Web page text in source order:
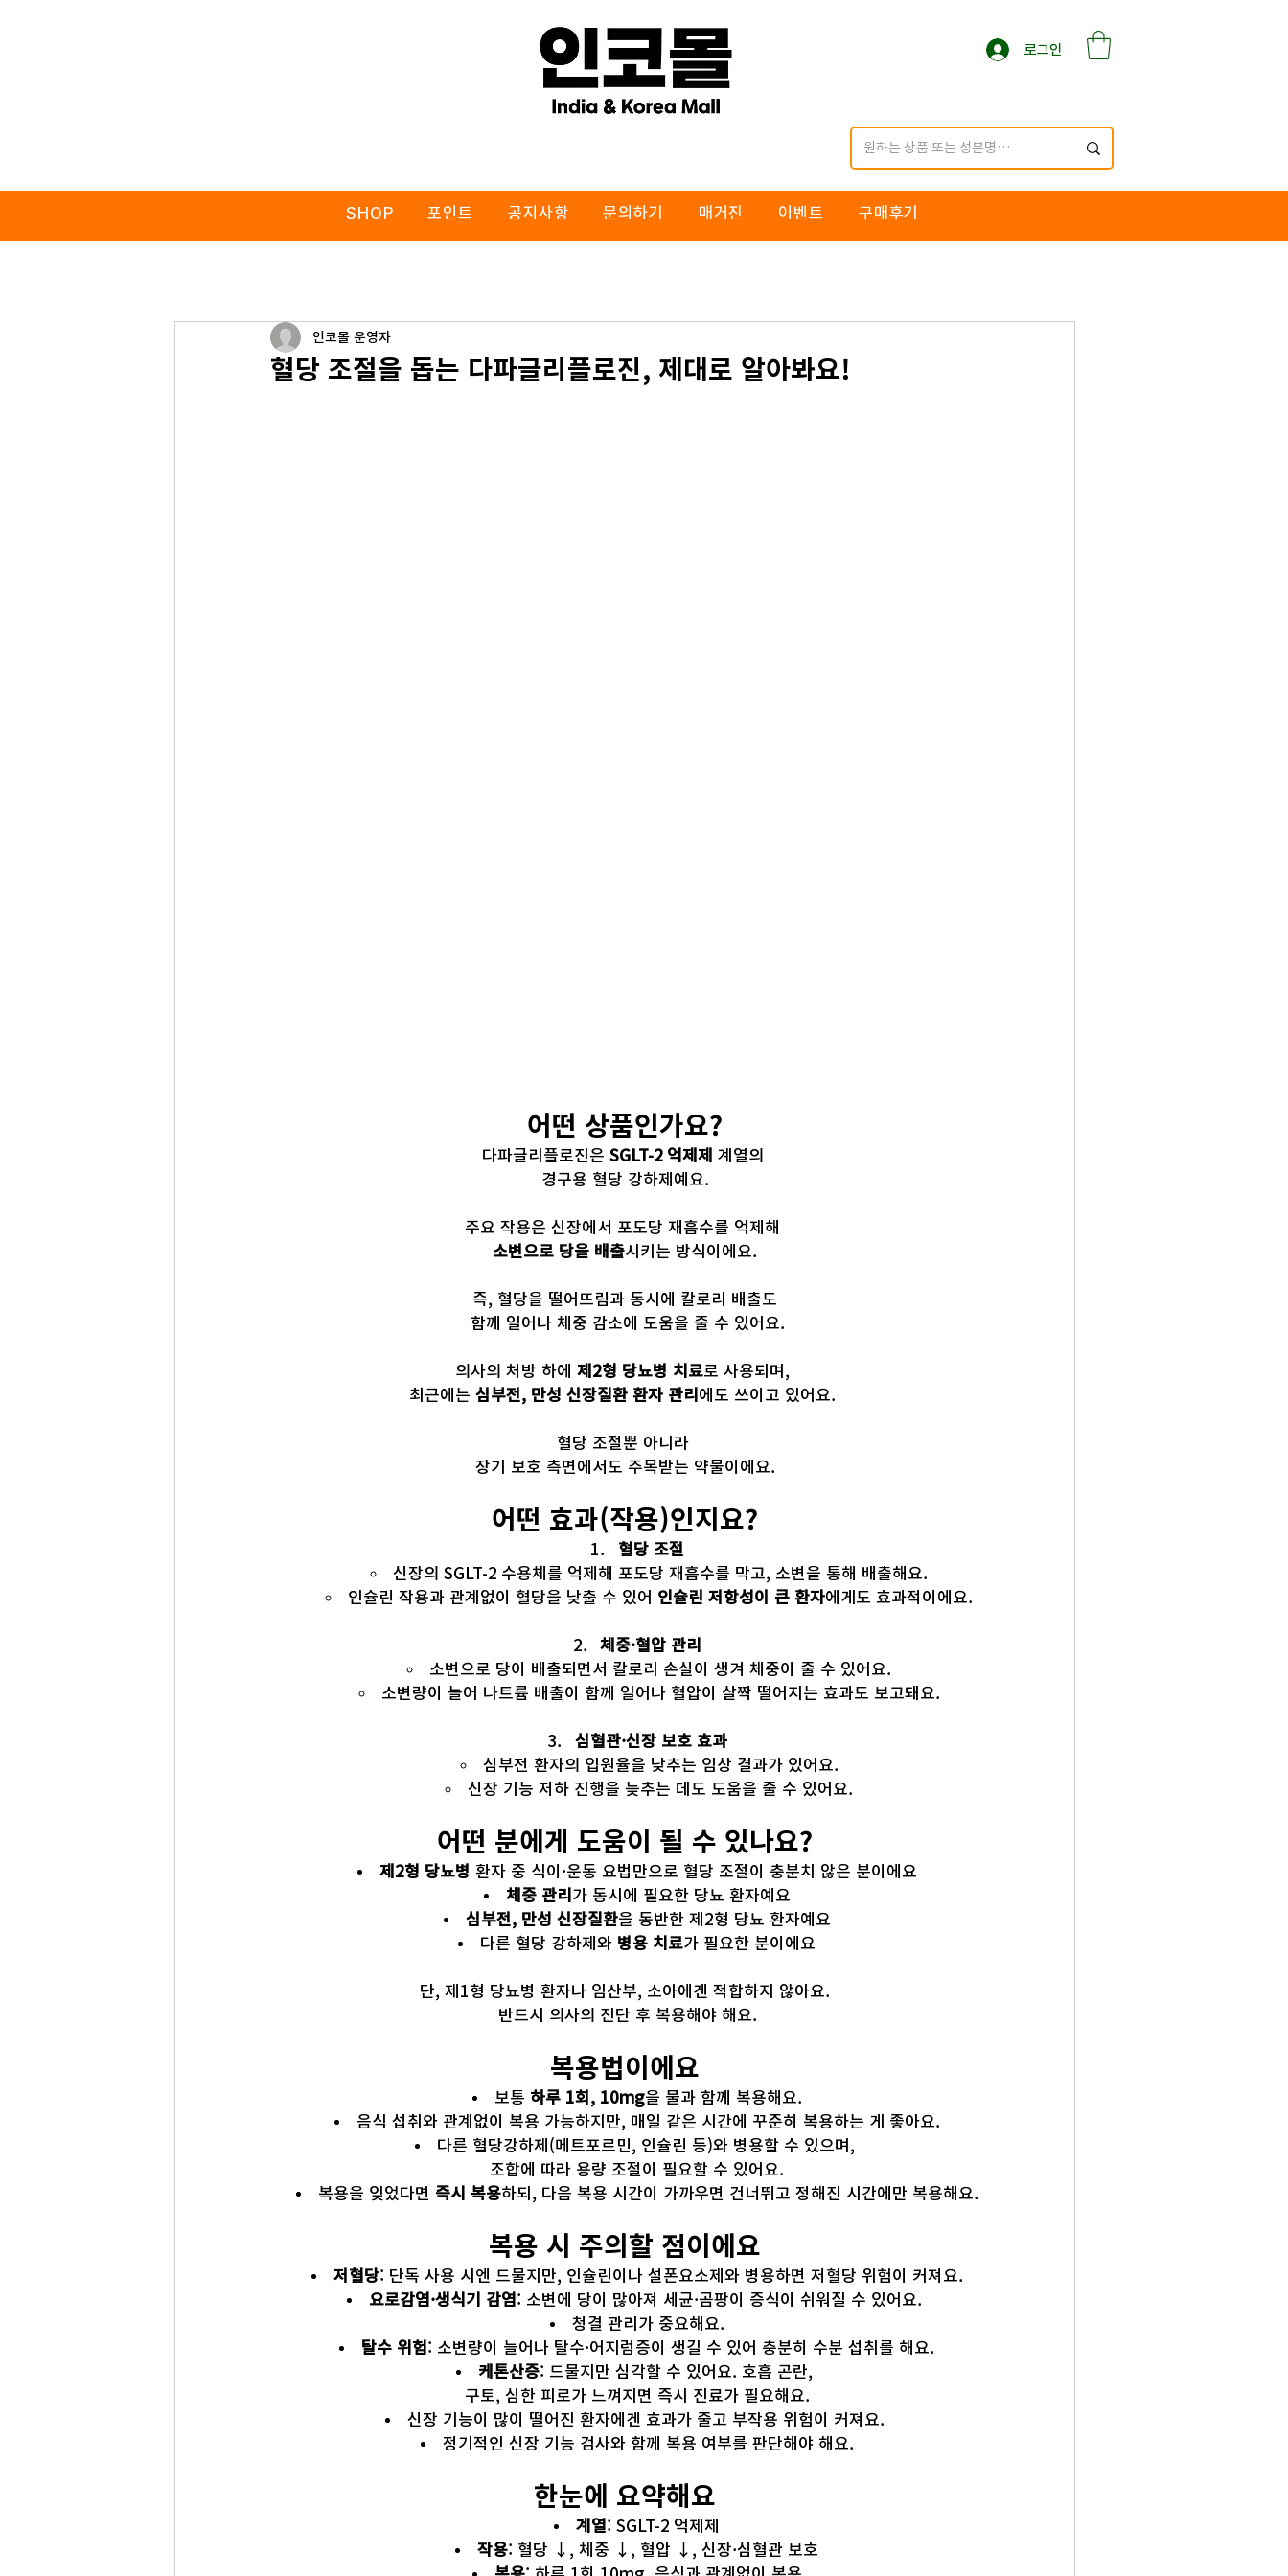
로그인
SHOP 포인트 공지사항 문의하기 매거진 이벤트 구매후기
혈당 조절을 돕는 다파글리플로진, 제대로 알아봐요!
인코몰 운영자
어떤 상품인가요?
다파글리플로진은 SGLT-2 억제제
계열의
경구용 혈당 강하제예요.
주요 작용은 신장에서 포도당 재흡수를 억제해
소변으로 당을 배출시키는 방식이에요.
즉, 혈당을 떨어뜨림과 동시에 칼로리 배출도
함께 일어나 체중 감소에 도움을 줄 수 있어요.
의사의 처방 하에 제2형 당뇨병 치료로 사용되며,
최근에는 심부전, 만성 신장질환 환자 관리 에도 쓰이고 있어요.
혈당 조절뿐 아니라
장기 보호 측면에서도 주목받는 약물이에요.
어떤 효과(작용)인지요?
혈당 조절
신장의 SGLT-2 수용체를 억제해 포도당 재흡수를 막고, 소변을 통해 배출해요.
인슐린 작용과 관계없이 혈당을 낮출 수 있어 인슐린 저항성이 큰 환자에게도 효과적이에요.
체중·혈압 관리
소변으로 당이 배출되면서 칼로리 손실이 생겨 체중이 줄 수 있어요.
소변량이 늘어 나트륨 배출이 함께 일어나 혈압이 살짝 떨어지는 효과도 보고돼요.
심혈관·신장 보호 효과
심부전 환자의 입원율을 낮추는 임상 결과가 있어요.
신장 기능 저하 진행을 늦추는 데도 도움을 줄 수 있어요.
어떤 분에게 도움이 될 수 있나요?
제2형 당뇨병 환자 중 식이·운동 요법만으로 혈당 조절이 충분치 않은 분이에요
체중 관리 가 동시에 필요한 당뇨 환자예요
심부전, 만성 신장질환을 동반한 제2형 당뇨 환자예요
다른 혈당 강하제와 병용 치료가 필요한 분이에요
단, 제1형 당뇨병 환자나 임산부, 소아에겐 적합하지 않아요.
반드시 의사의 진단 후 복용해야 해요.
복용법이에요
보통 하루 1회, 10mg을 물과 함께 복용해요.
음식 섭취와 관계없이 복용 가능하지만, 매일 같은 시간에 꾸준히 복용하는 게 좋아요.
다른 혈당강하제(메트포르민, 인슐린 등)와 병용할 수 있으며,
조합에 따라 용량 조절이 필요할 수 있어요.
복용을 잊었다면 즉시 복용하되, 다음 복용 시간이 가까우면 건너뛰고 정해진 시간에만 복용해요.
복용 시 주의할 점이에요
저혈당: 단독 사용 시엔 드물지만, 인슐린이나 설폰요소제와 병용하면 저혈당 위험이 커져요.
요로감염·생식기 감염: 소변에 당이 많아져 세균·곰팡이 증식이 쉬워질 수 있어요.
청결 관리가 중요해요.
탈수 위험 : 소변량이 늘어나 탈수·어지럼증이 생길 수 있어 충분히 수분 섭취를 해요.
케톤산증: 드물지만 심각할 수 있어요. 호흡 곤란,
구토, 심한 피로가 느껴지면 즉시 진료가 필요해요.
신장 기능이 많이 떨어진 환자에겐 효과가 줄고 부작용 위험이 커져요.
정기적인 신장 기능 검사와 함께 복용 여부를 판단해야 해요.
한눈에 요약해요
계열: SGLT-2 억제제
작용: 혈당 ↓, 체중 ↓, 혈압 ↓, 신장·심혈관 보호